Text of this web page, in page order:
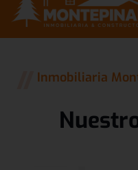
Inmobiliaria